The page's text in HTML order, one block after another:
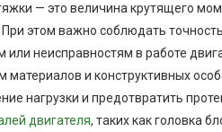
— это величина крутящего
этом важно соблюдать
неисправностям в работе
материалов и конструктивных
нагрузки и предотвратить
двигателя, таких как головка